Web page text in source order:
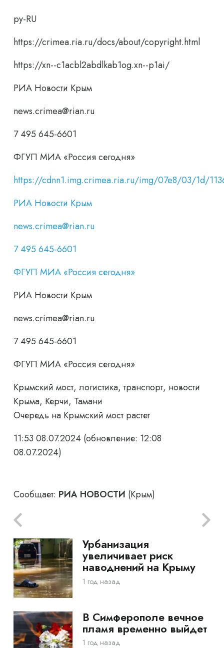
ру-RU
https://crimea.ria.ru/docs/about/copyright.html
https://xn--c1acbl2abdlkab1og.xn--p1ai/
РИА Новости Крым
news.crimea@rian.ru
7 495 645-6601
ФГУП МИА «Россия сегодня»
https://cdnn1.img.crimea.ria.ru/img/07e8/03/1d/
РИА Новости Крым
news.crimea@rian.ru
7 495 645-6601
ФГУП МИА «Россия сегодня»
РИА Новости Крым
news.crimea@rian.ru
7 495 645-6601
ФГУП МИА «Россия сегодня»
Крымский мост, логистика, транспорт, новости
Крыма, Керчи, Тамани
Очередь на Крымский мост растет
11:53 08.07.2024 (обновление: 12:08
08.07.2024)
Сообщает: РИА НОВОСТИ (Крым)
Урбанизация
увеличивает риск
наводнений на Крыму
1 год назад
В Симферополе вечное
пламя временно выйдет
1 год назад